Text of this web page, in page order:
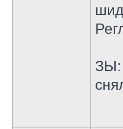
ЗЫ: